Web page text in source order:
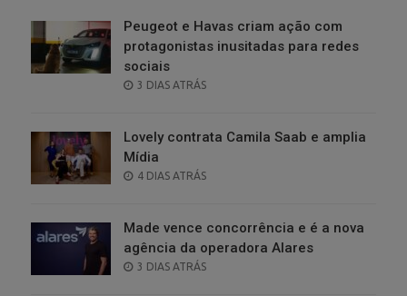
Peugeot e Havas criam ação com
protagonistas inusitadas para redes
sociais
POSTED
3 DIAS ATRÁS
Lovely contrata Camila Saab e amplia
Mídia
POSTED
4 DIAS ATRÁS
Made vence concorrência e é a nova
agência da operadora Alares
POSTED
3 DIAS ATRÁS